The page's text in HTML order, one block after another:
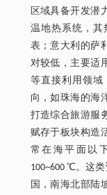
区域具备开发潜
温地热系统，其
表；意大利的萨
对较低，主要适
等直接利用领域
向，如珠海的海
打造综合旅游服
赋存于板块构造
常在海平面以
100~600 ℃。这
国，南海北部陆